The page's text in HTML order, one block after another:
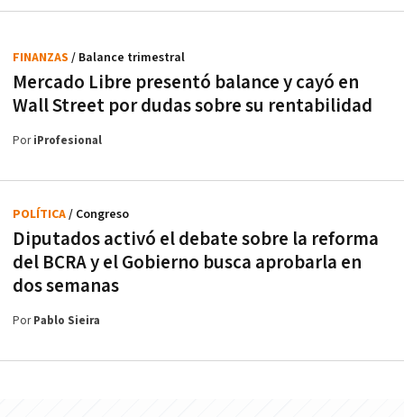
Mercado Libre presentó balance y cayó en
Wall Street por dudas sobre su rentabilidad
FINANZAS / Balance trimestral
PoriProfesional
Diputados activó el debate sobre la reforma
del BCRA y el Gobierno busca aprobarla en
dos semanas
POLÍTICA/ Congreso
PorPablo Sieira